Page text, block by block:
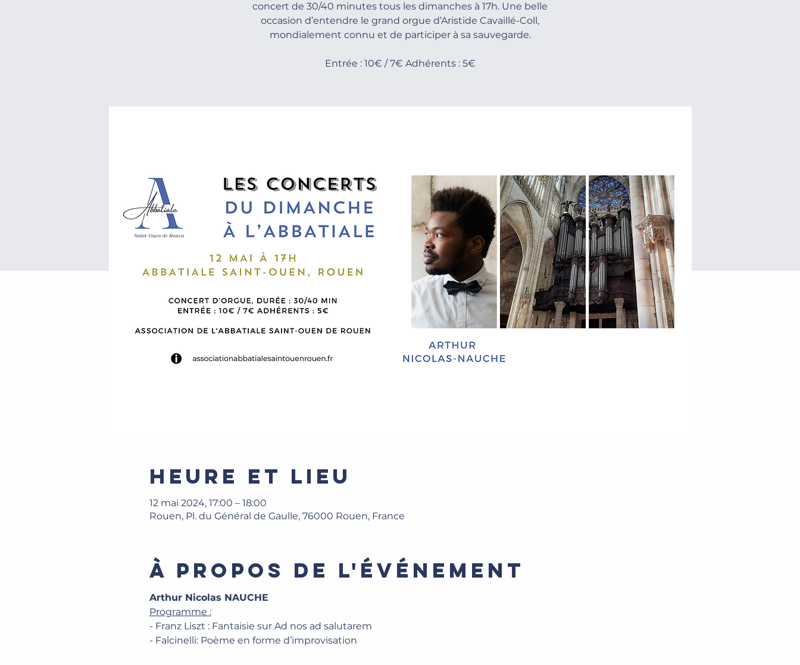
concert de 30/40 minutes tous les dimanches à 17h. Une belle
occasion d’entendre le grand orgue d’Aristide Cavaillé-Coll,
mondialement connu et de participer à sa sauvegarde.
Entrée : 10€ / 7€ Adhérents : 5€
Heure et lieu
12 mai 2024, 17:00 – 18:00
Rouen, Pl. du Général de Gaulle, 76000 Rouen, France
À propos de l'événement
Arthur Nicolas NAUCHE
Programme :
- Franz Liszt : Fantaisie sur Ad nos ad salutarem
- Falcinelli: Poème en forme d’improvisation